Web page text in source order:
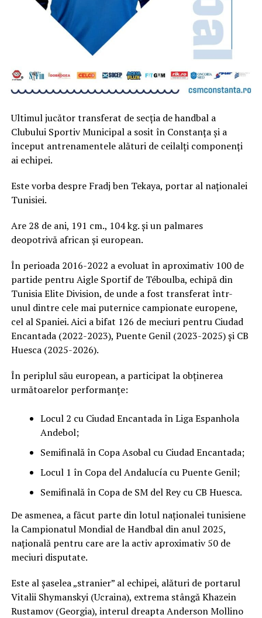
Ultimul jucător transferat de secția de handbal a
Clubului Sportiv Municipal a sosit în Constanța și a
început antrenamentele alături de ceilalți componenți
ai echipei.
Este vorba despre Fradj ben Tekaya, portar al naționalei
Tunisiei.
Are 28 de ani, 191 cm., 104 kg. și un palmares
deopotrivă african și european.
În perioada 2016-2022 a evoluat în aproximativ 100 de
partide pentru Aigle Sportif de Téboulba, echipă din
Tunisia Elite Division, de unde a fost transferat într-
unul dintre cele mai puternice campionate europene,
cel al Spaniei. Aici a bifat 126 de meciuri pentru Ciudad
Encantada (2022-2023), Puente Genil (2023-2025) și CB
Huesca (2025-2026).
În periplul său european, a participat la obținerea
următoarelor performanțe:
Locul 2 cu Ciudad Encantada în Liga Espanhola
Andebol;
Semifinală în Copa Asobal cu Ciudad Encantada;
Locul 1 în Copa del Andalucía cu Puente Genil;
Semifinală în Copa de SM del Rey cu CB Huesca.
De asmenea, a făcut parte din lotul naționalei tunisiene
la Campionatul Mondial de Handbal din anul 2025,
națională pentru care are la activ aproximativ 50 de
meciuri disputate.
Este al șaselea „stranier” al echipei, alături de portarul
Vitalii Shymanskyi (Ucraina), extrema stângă Khazein
Rustamov (Georgia), interul dreapta Anderson Mollino